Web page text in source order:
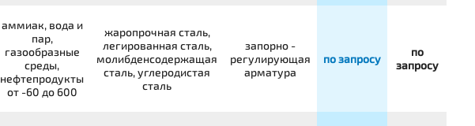
аммиак, вода и
пар,
газообразные
среды,
нефтепродукты
от -60 до 600
жаропрочная сталь,
легированная сталь,
молибденсодержащая
сталь, углеродистая
сталь
запорно -
регулирующая
арматура
по запросу
по
запросу